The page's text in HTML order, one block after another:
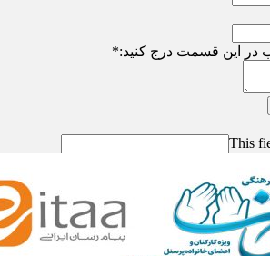
در این قسمت درج کنید:*
This